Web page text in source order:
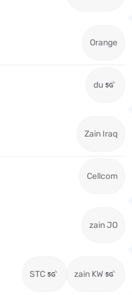
Orange
du
Zain Iraq
Cellcom
zain JO
STC zain KW